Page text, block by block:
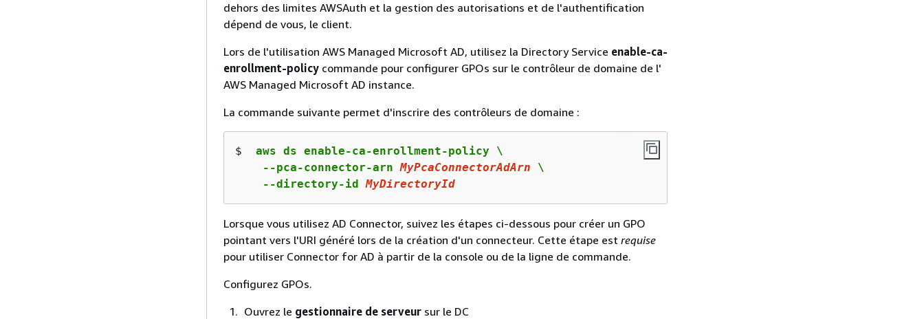
dehors des limites AWSAuth et la gestion des autorisations et de l'authentification
dépend de vous, le client.
Lors de l'utilisation AWS Managed Microsoft AD, utilisez la Directory Service enable-ca-
enrollment-policy commande pour configurer GPOs sur le contrôleur de domaine de l'
AWS Managed Microsoft AD instance.
La commande suivante permet d'inscrire des contrôleurs de domaine :
$
aws ds enable-ca-enrollment-policy \
    --pca-connector-arn
MyPcaConnectorAdArn \
    --directory-id
MyDirectoryId
Lorsque vous utilisez AD Connector, suivez les étapes ci-dessous pour créer un GPO
pointant vers l'URI généré lors de la création d'un connecteur. Cette étape est requise
pour utiliser Connector for AD à partir de la console ou de la ligne de commande.
Configurez GPOs.
Ouvrez le gestionnaire de serveur sur le DC